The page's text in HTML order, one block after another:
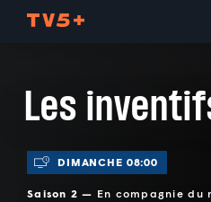
Les
DIMANCHE 08:00
Saison 2 — En compagnie du